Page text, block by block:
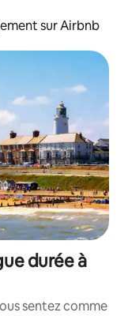
sur Airbnb
durée à
sentez comme